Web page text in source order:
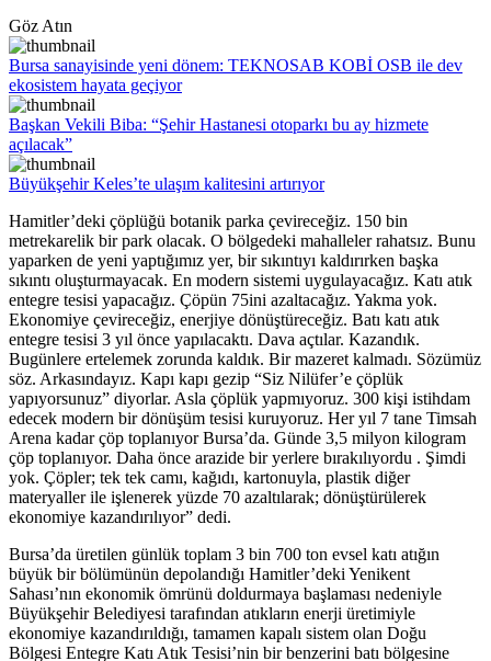
Göz Atın
Bursa sanayisinde yeni dönem: TEKNOSAB KOBİ OSB ile dev
ekosistem hayata geçiyor
Başkan Vekili Biba: “Şehir Hastanesi otoparkı bu ay hizmete
açılacak”
Büyükşehir Keles’te ulaşım kalitesini artırıyor
Hamitler’deki çöplüğü botanik parka çevireceğiz. 150 bin
metrekarelik bir park olacak. O bölgedeki mahalleler rahatsız. Bunu
yaparken de yeni yaptığımız yer, bir sıkıntıyı kaldırırken başka
sıkıntı oluşturmayacak. En modern sistemi uygulayacağız. Katı atık
entegre tesisi yapacağız. Çöpün 75ini azaltacağız. Yakma yok.
Ekonomiye çevireceğiz, enerjiye dönüştüreceğiz. Batı katı atık
entegre tesisi 3 yıl önce yapılacaktı. Dava açtılar. Kazandık.
Bugünlere ertelemek zorunda kaldık. Bir mazeret kalmadı. Sözümüz
söz. Arkasındayız. Kapı kapı gezip “Siz Nilüfer’e çöplük
yapıyorsunuz” diyorlar. Asla çöplük yapmıyoruz. 300 kişi istihdam
edecek modern bir dönüşüm tesisi kuruyoruz. Her yıl 7 tane Timsah
Arena kadar çöp toplanıyor Bursa’da. Günde 3,5 milyon kilogram
çöp toplanıyor. Daha önce arazide bir yerlere bırakılıyordu . Şimdi
yok. Çöpler; tek tek camı, kağıdı, kartonuyla, plastik diğer
materyaller ile işlenerek yüzde 70 azaltılarak; dönüştürülerek
ekonomiye kazandırılıyor” dedi.
Bursa’da üretilen günlük toplam 3 bin 700 ton evsel katı atığın
büyük bir bölümünün depolandığı Hamitler’deki Yenikent
Sahası’nın ekonomik ömrünü doldurmaya başlaması nedeniyle
Büyükşehir Belediyesi tarafından atıkların enerji üretimiyle
ekonomiye kazandırıldığı, tamamen kapalı sistem olan Doğu
Bölgesi Entegre Katı Atık Tesisi’nin bir benzerini batı bölgesine